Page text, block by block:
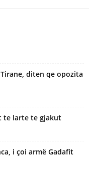
diten qe opozita
te larte te gjakut
i çoi armë Gadafit